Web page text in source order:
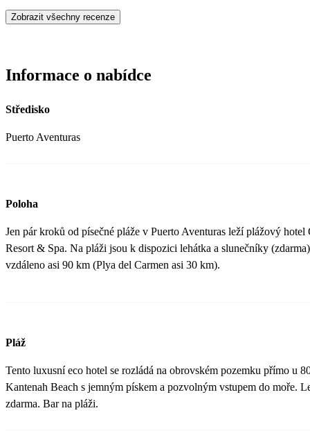
Zobrazit všechny recenze
Informace o nabídce
Středisko
Puerto Aventuras
Poloha
Jen pár kroků od písečné pláže v Puerto Aventuras leží plážový
Resort & Spa. Na pláži jsou k dispozici lehátka a slunečníky
vzdáleno asi 90 km (Plya del Carmen asi 30 km).
Pláž
Tento luxusní eco hotel se rozládá na obrovském pozemku přímo u
Kantenah Beach s jemným pískem a pozvolným vstupem do moře.
zdarma. Bar na pláži.